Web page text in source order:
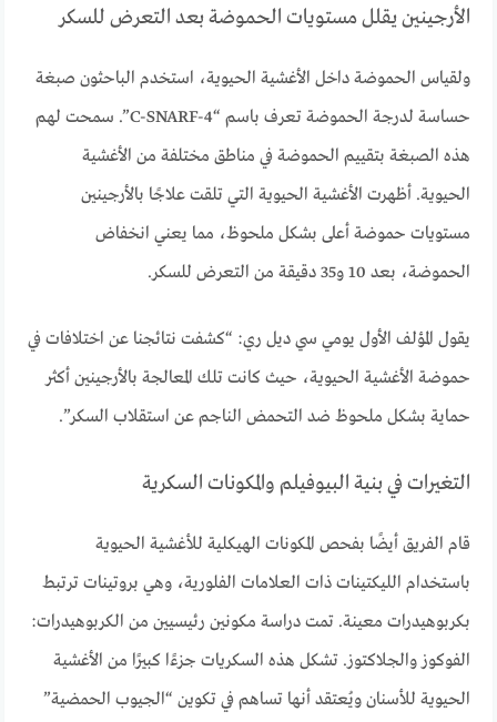
الأرجينين يقلل مستويات الحموضة بعد التعرض للسكر
ولقياس الحموضة داخل الأغشية الحيوية، استخدم الباحثون صبغة
حساسة لدرجة الحموضة تعرف باسم “C-SNARF-4”. سمحت لهم
هذه الصبغة بتقييم الحموضة في مناطق مختلفة من الأغشية
الحيوية. أظهرت الأغشية الحيوية التي تلقت علاجًا بالأرجينين
مستويات حموضة أعلى بشكل ملحوظ، مما يعني انخفاض
الحموضة، بعد 10 و35 دقيقة من التعرض للسكر.
يقول المؤلف الأول يومي سي ديل ري: “كشفت نتائجنا عن اختلافات في
حموضة الأغشية الحيوية، حيث كانت تلك المعالجة بالأرجينين أكثر
حماية بشكل ملحوظ ضد التحمض الناجم عن استقلاب السكر”.
التغيرات في بنية البيوفيلم والمكونات السكرية
قام الفريق أيضًا بفحص المكونات الهيكلية للأغشية الحيوية
باستخدام الليكتينات ذات العلامات الفلورية، وهي بروتينات ترتبط
بكربوهيدرات معينة. تمت دراسة مكونين رئيسيين من الكربوهيدرات:
الفوكوز والجلاكتوز. تشكل هذه السكريات جزءًا كبيرًا من الأغشية
الحيوية للأسنان ويُعتقد أنها تساهم في تكوين “الجيوب الحمضية”